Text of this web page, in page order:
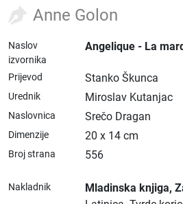
Anne Golon
Naslov
izvornika
Angelique - La
Prijevod Stanko Škunca
Urednik Miroslav Kutanjac
Naslovnica Srečo Dragan
Dimenzije 20 x 14 cm
Broj strana 556
Nakladnik Mladinska knjiga,